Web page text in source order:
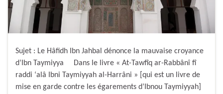
Sujet : Le Hâfidh Ibn Jahbal dénonce la mauvaise croyance
d’Ibn Taymiyya Dans le livre « At-Tawfîq ar-Rabbânî fî
raddi ‘alâ Ibni Taymiyyah al-Harrâni » [qui est un livre de
mise en garde contre les égarements d’Ibnou Taymiyyah]